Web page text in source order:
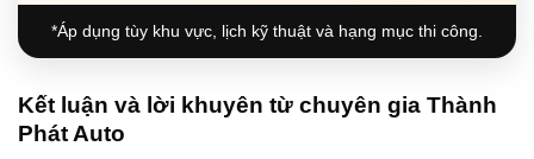
*Áp dụng tùy khu vực, lịch kỹ thuật và hạng mục thi công.
Kết luận và lời khuyên từ chuyên gia Thành
Phát Auto